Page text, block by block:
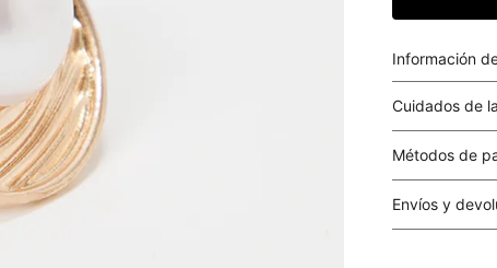
Información
Cuidados de
Métodos de
Tarjetas de
Envíos y